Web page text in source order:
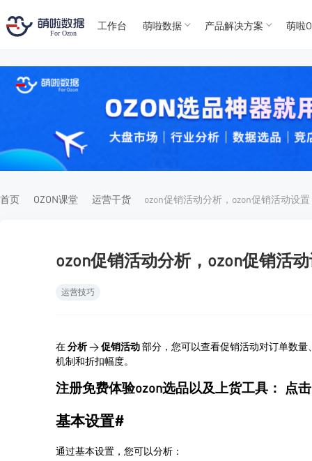
For
For
工作台 萌啦数据 产品解决方案 萌啦
首页 OZON课堂 运营干货 ozon促销活动分析，ozon促销活动设置
ozon促销活动分析，ozon促销活
运营技巧